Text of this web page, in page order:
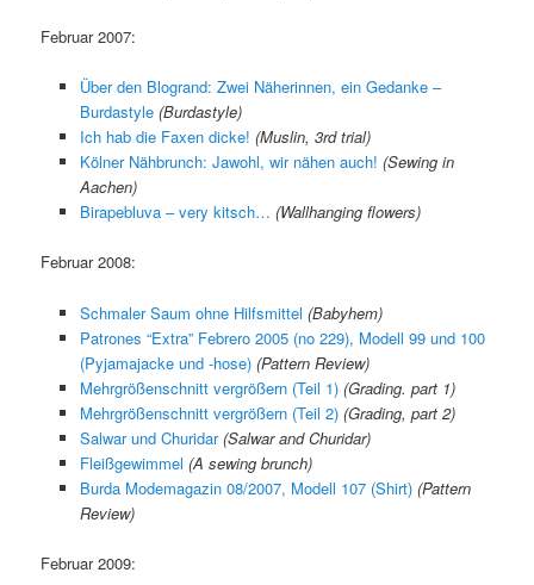
Februar 2007:
Über den Blogrand: Zwei Näherinnen, ein Gedanke –
Burdastyle (Burdastyle)
Ich hab die Faxen dicke! (Muslin, 3rd trial)
Kölner Nähbrunch: Jawohl, wir nähen auch! (Sewing in
Aachen)
Birapebluva – very kitsch… (Wallhanging flowers)
Februar 2008:
Schmaler Saum ohne Hilfsmittel (Babyhem)
Patrones “Extra” Febrero 2005 (no 229), Modell 99 und 100
(Pyjamajacke und -hose) (Pattern Review)
Mehrgrößenschnitt vergrößern (Teil 1) (Grading. part 1)
Mehrgrößenschnitt vergrößern (Teil 2) (Grading, part 2)
Salwar und Churidar (Salwar and Churidar)
Fleißgewimmel (A sewing brunch)
Burda Modemagazin 08/2007, Modell 107 (Shirt) (Pattern
Review)
Februar 2009: